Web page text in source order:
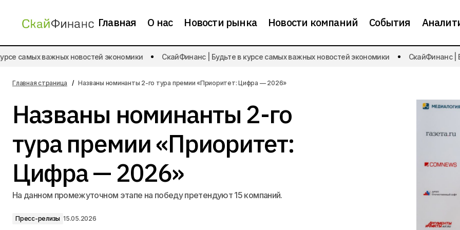
Главная О нас Новости рынка Новости компаний События
Рост цен на вторичную
недвижимость опережает
Пресс-релизы Названы номинанты 2-го тура премии «Приоритет:
самых важных новостей экономики СкайФинанс | Будьте в курсе самых важных новостей экономики СкайФинанс |
Главная страница Названы номинанты 2-го тура премии «Приоритет: Цифра — 2026»
Названы номинанты 2-го
тура премии «Приоритет:
Цифра — 2026»
На данном промежуточном этапе на победу претендуют 15 компаний.
Пресс-релизы 15.05.2026